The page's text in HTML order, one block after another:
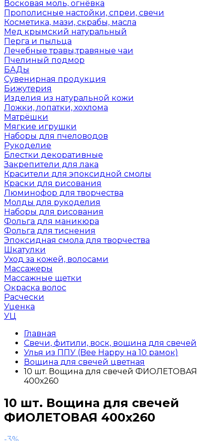
Восковая моль, огнёвка
Прополисные настойки, спреи, свечи
Косметика, мази, скрабы, масла
Мед крымский натуральный
Перга и пыльца
Лечебные травы,травяные чаи
Пчелиный подмор
БАДы
Сувенирная продукция
Бижутерия
Изделия из натуральной кожи
Ложки, лопатки, хохлома
Матрёшки
Мягкие игрушки
Наборы для пчеловодов
Рукоделие
Блестки декоративные
Закрепители для лака
Красители для эпоксидной смолы
Краски для рисования
Люминофор для творчества
Молды для рукоделия
Наборы для рисования
Фольга для маникюра
Фольга для тиснения
Эпоксидная смола для творчества
Шкатулки
Уход за кожей, волосами
Массажеры
Массажные щетки
Окраска волос
Расчески
Уценка
УЦ
Главная
Свечи, фитили, воск, вощина для свечей
Улья из ППУ (Bee Happy на 10 рамок)
Вощина для свечей цветная
10 шт. Вощина для свечей ФИОЛЕТОВАЯ
400х260
10 шт. Вощина для свечей
ФИОЛЕТОВАЯ 400х260